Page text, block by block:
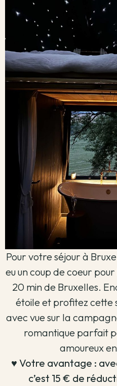
Pour votre séjour à
eu un coup de coeur
20 min de Bruxelles.
étoile et profitez cette
avec vue sur la
romantique parfait
amoureux
♥️ Votre avantage :
c’est 15 € de